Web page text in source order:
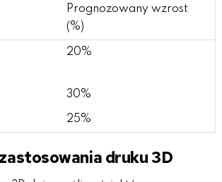
Prognozowany wzrost
(%)
20%
30%
25%
druku 3D